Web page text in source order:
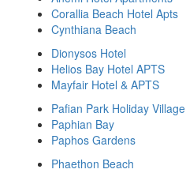
Corallia Beach Hotel Apts
Cynthiana Beach
Dionysos Hotel
Helios Bay Hotel APTS
Mayfair Hotel & APTS
Pafian Park Holiday Village
Paphian Bay
Paphos Gardens
Phaethon Beach